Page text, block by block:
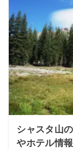
シャスタ山
やホテル情